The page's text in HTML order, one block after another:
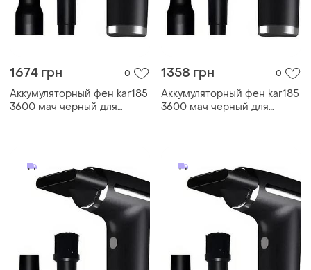
1674 грн 0
Аккумуляторный фен kar185
3600 мач черный для
1358 грн 0
Аккумуляторный фен kar185
3600 мач черный для